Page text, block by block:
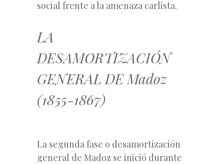
social frente a la amenaza carlista.
LA
DESAMORTIZACIÓN
GENERAL DE Madoz
(1855-1867)
La segunda fase o desamortización
general de Madoz se inició durante